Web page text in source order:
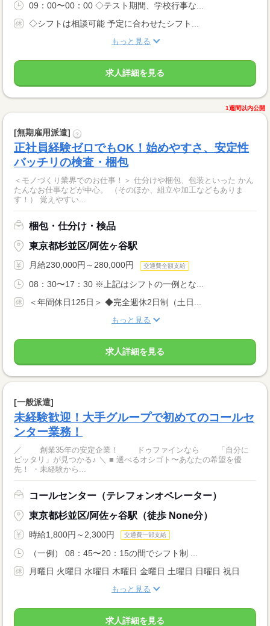
09：00〜00：00 ◇テスト期間、学校行事な...
◇シフトは相談可能 予定に合わせたシフト...
もっと見る
求人詳細を見る
1週間以内公開
[無期雇用派遣] ?
正社員経験ゼロでもOK！始めやすさ、安定性
バッチリの検査・梱包
＜モノづくり業界でのお仕事！＞ 仕分けや梱包、包装といった かん
たんなお仕事などが中心。 （そのほか、組立や加工などもありま
す！） 覚えやすい...
梱包・仕分け・検品
東京都杉並区/阿佐ヶ谷駅
月給230,000円～280,000円 交通費全額支給
08：30〜17：30 ※上記はシフトの一例とな...
＜年間休日125日＞ ◆完全週休2日制（土日...
もっと見る
求人詳細を見る
[一般派遣]
未経験歓迎！大手グループで初めてのコールセ
ンター業務！
／ 創業35年の安定企業！ ドゥファインなら 「自分に
ピッタリ」が見つかる♪ ＼ ■ 選べるオシゴト〜あなたの希望を優
先！ ・未経験から...
コールセンター（テレフォンオペレーター）
東京都杉並区/阿佐ヶ谷駅（徒歩 None分）
時給1,800円～2,300円 交通費一部支給
（一例） 08：45〜20：15の間でシフト制 ...
月曜日 火曜日 水曜日 木曜日 金曜日 土曜日 日曜日 祝日
もっと見る
求人詳細を見る